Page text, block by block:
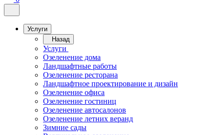
Услуги
Назад
Услуги
Озеленение дома
Ландшафтные работы
Озеленение ресторана
Ландшафтное проектирование и дизайн
Озеленение офиса
Озеленение гостиниц
Озеленение автосалонов
Озеленение летних веранд
Зимние сады